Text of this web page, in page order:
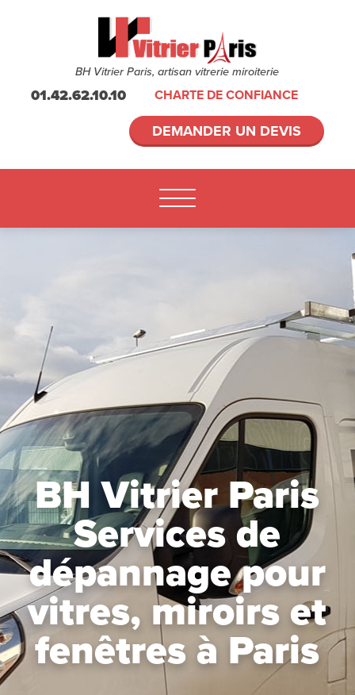
BH Vitrier Paris, artisan vitrerie miroiterie
01.42.62.10.10 CHARTE DE CONFIANCE
DEMANDER UN DEVIS
BH Vitrier Paris
Services de
dépannage pour
vitres, miroirs et
fenêtres à Paris